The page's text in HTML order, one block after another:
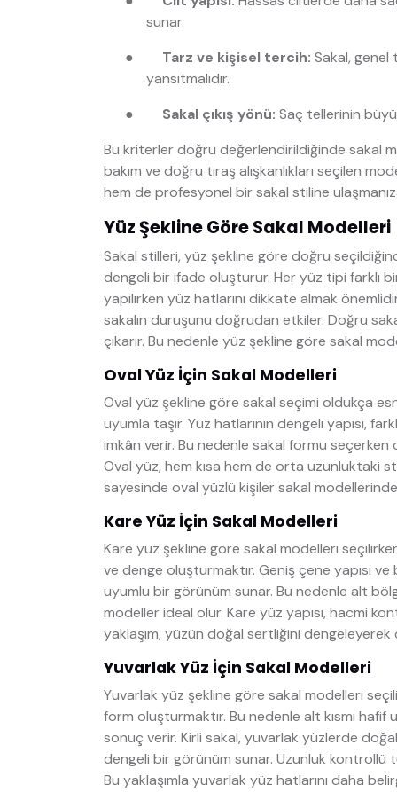
sunar.
●
Tarz ve kişisel tercih: Sakal, genel
yansıtmalıdır.
●
Sakal çıkış yönü: Saç tellerinin
Bu kriterler doğru değerlendirildiğinde sakal
bakım ve doğru tıraş alışkanlıkları seçilen
hem de profesyonel bir sakal stiline
Yüz Şekline Göre Sakal Modelleri
Sakal stilleri, yüz şekline göre doğru
dengeli bir ifade oluşturur. Her yüz tipi farklı
yapılırken yüz hatlarını dikkate almak
sakalın duruşunu doğrudan etkiler. Doğru
çıkarır. Bu nedenle yüz şekline göre sakal
Oval Yüz İçin Sakal Modelleri
Oval yüz şekline göre sakal seçimi oldukça
uyumla taşır. Yüz hatlarının dengeli yapısı,
imkân verir. Bu nedenle sakal formu
Oval yüz, hem kısa hem de orta uzunluktaki
sayesinde oval yüzlü kişiler sakal
Kare Yüz İçin Sakal Modelleri
Kare yüz şekline göre sakal modelleri
ve denge oluşturmaktır. Geniş çene yapısı
uyumlu bir görünüm sunar. Bu nedenle alt
modeller ideal olur. Kare yüz yapısı, hacmi
yaklaşım, yüzün doğal sertliğini
Yuvarlak Yüz İçin Sakal Modelleri
Yuvarlak yüz şekline göre sakal modelleri
form oluşturmaktır. Bu nedenle alt kısmı
sonuç verir. Kirli sakal, yuvarlak yüzlerde
dengeli bir görünüm sunar. Uzunluk kontrollü
Bu yaklaşımla yuvarlak yüz hatlarını daha